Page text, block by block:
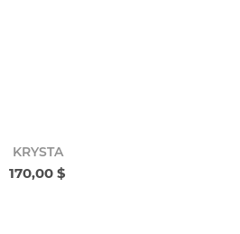
KRYSTA
170,00 $